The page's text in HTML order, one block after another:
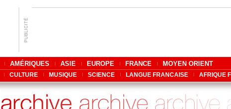
AMÉRIQUES ASIE EUROPE FRANCE MOYEN ORIENT
CULTURE MUSIQUE SCIENCE LANGUE FRANCAISE AFRIQUE